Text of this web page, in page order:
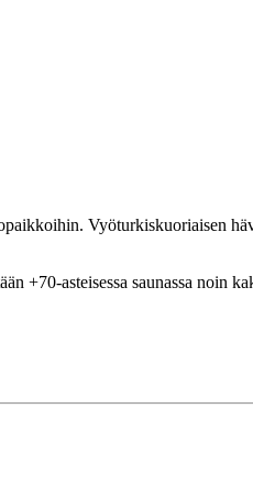
Vyöturkiskuoriaisen
+70-asteisessa saunassa noin